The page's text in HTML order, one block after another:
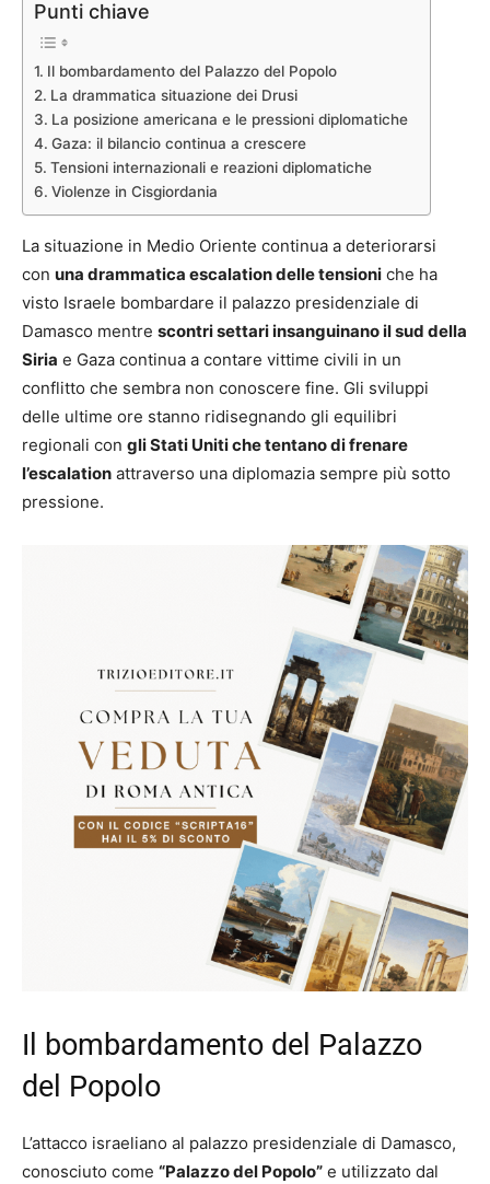
Punti chiave
Il bombardamento del Palazzo del Popolo
La drammatica situazione dei Drusi
La posizione americana e le pressioni diplomatiche
Gaza: il bilancio continua a crescere
Tensioni internazionali e reazioni diplomatiche
Violenze in Cisgiordania
La situazione in Medio Oriente continua a deteriorarsi
con una drammatica escalation delle tensioni che ha
visto Israele bombardare il palazzo presidenziale di
Damasco mentre scontri settari insanguinano il sud della
Siria e Gaza continua a contare vittime civili in un
conflitto che sembra non conoscere fine. Gli sviluppi
delle ultime ore stanno ridisegnando gli equilibri
regionali con gli Stati Uniti che tentano di frenare
l’escalation attraverso una diplomazia sempre più sotto
pressione.
Il bombardamento del Palazzo
del Popolo
L’attacco israeliano al palazzo presidenziale di Damasco,
conosciuto come “Palazzo del Popolo” e utilizzato dal